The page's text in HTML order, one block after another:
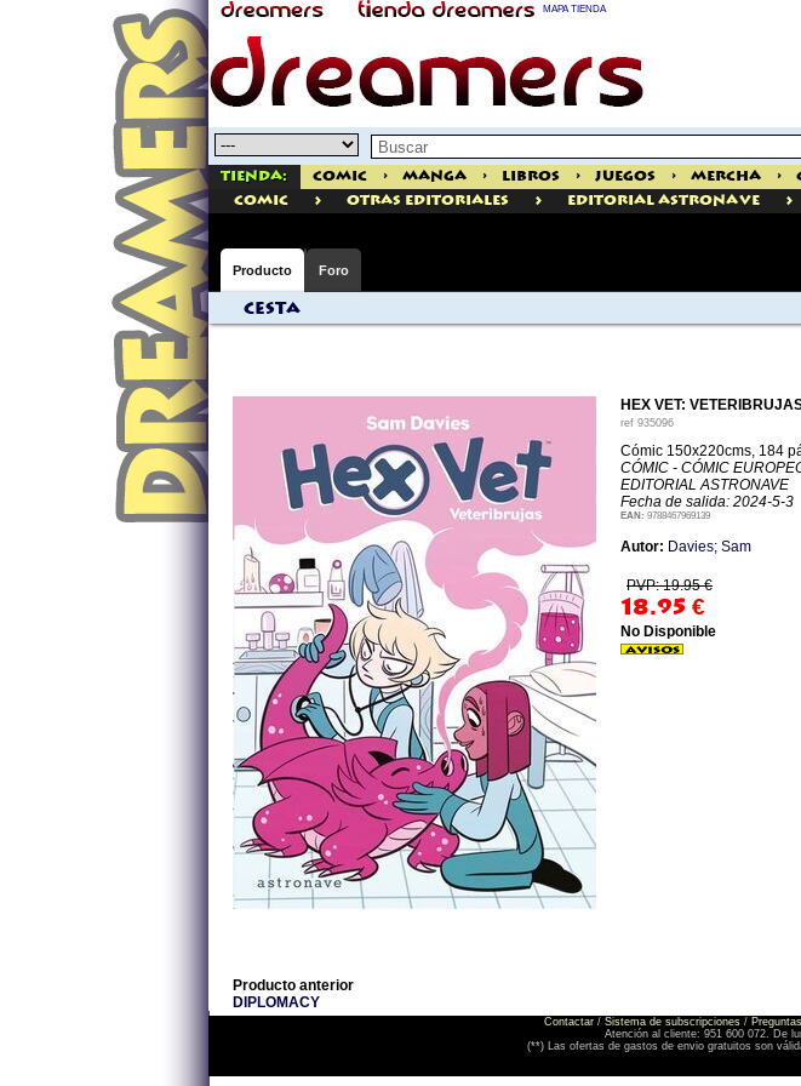
MAPA TIENDA
Tienda: Comic > Manga > Libros > Juegos > Mercha >
comic
> Otras Editoriales > Editorial Astronave >
Producto Foro
Cesta
HEX VET:
ref 935096
Cómic 150x220cms, 184
CÓMIC - CÓMIC
EDITORIAL ASTRONAVE
Fecha de salida: 2024-5-3
EAN: 9788467969139
Autor: Davies; Sam
PVP: 19.95 €
18.95 €
No Disponible
Producto anterior
DIPLOMACY
Contactar / Sistema de subscripciones /
Atención al cliente: 951 600 072. De
(**) Las ofertas de gastos de envio gratuitos son